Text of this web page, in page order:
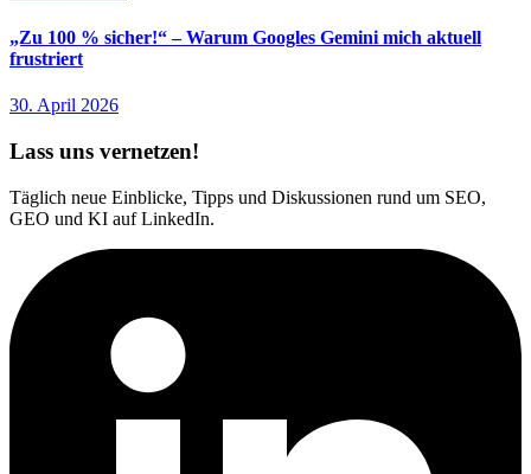
„Zu 100 % sicher!“ – Warum Googles Gemini mich aktuell
frustriert
30. April 2026
Lass uns vernetzen!
Täglich neue Einblicke, Tipps und Diskussionen rund um SEO,
GEO und KI auf LinkedIn.